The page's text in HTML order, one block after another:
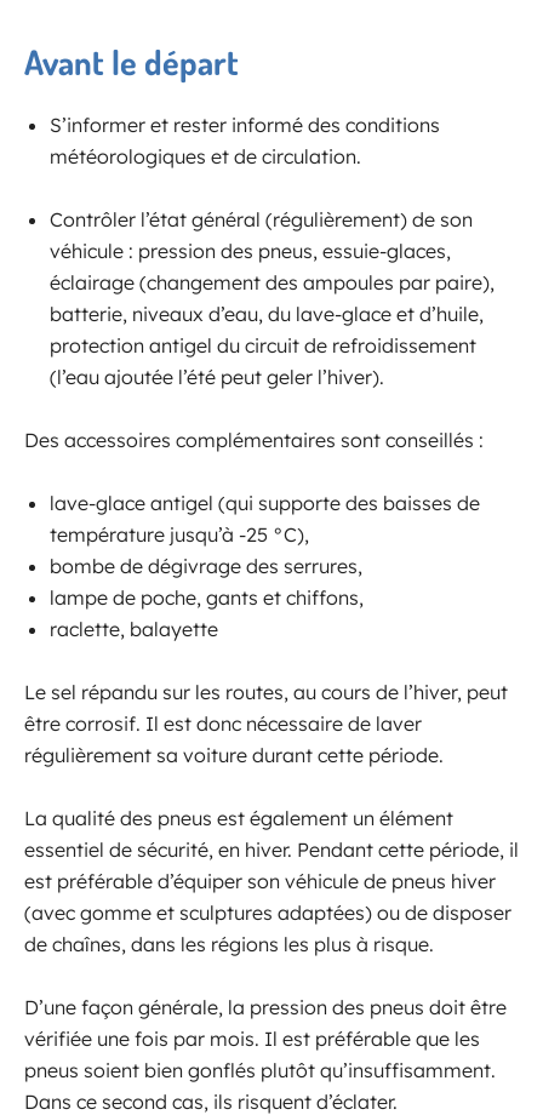
Avant le départ
S’informer et rester informé des conditions
météorologiques et de circulation.
Contrôler l’état général (régulièrement) de son
véhicule : pression des pneus, essuie-glaces,
éclairage (changement des ampoules par paire),
batterie, niveaux d’eau, du lave-glace et d’huile,
protection antigel du circuit de refroidissement
(l’eau ajoutée l’été peut geler l’hiver).
Des accessoires complémentaires sont conseillés :
lave-glace antigel (qui supporte des baisses de
température jusqu’à -25 °C),
bombe de dégivrage des serrures,
lampe de poche, gants et chiffons,
raclette, balayette
Le sel répandu sur les routes, au cours de l’hiver, peut
être corrosif. Il est donc nécessaire de laver
régulièrement sa voiture durant cette période.
La qualité des pneus est également un élément
essentiel de sécurité, en hiver. Pendant cette période, il
est préférable d’équiper son véhicule de pneus hiver
(avec gomme et sculptures adaptées) ou de disposer
de chaînes, dans les régions les plus à risque.
D’une façon générale, la pression des pneus doit être
vérifiée une fois par mois. Il est préférable que les
pneus soient bien gonflés plutôt qu’insuffisamment.
Dans ce second cas, ils risquent d’éclater.